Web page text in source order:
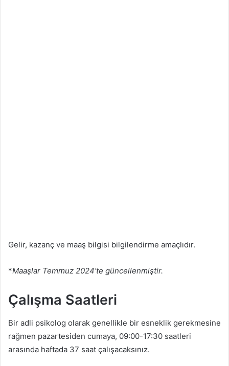
Gelir, kazanç ve maaş bilgisi bilgilendirme amaçlıdır.
*Maaşlar Temmuz 2024’te güncellenmiştir.
Çalışma Saatleri
Bir adli psikolog olarak genellikle bir esneklik gerekmesine
rağmen pazartesiden cumaya, 09:00-17:30 saatleri
arasında haftada 37 saat çalışacaksınız.